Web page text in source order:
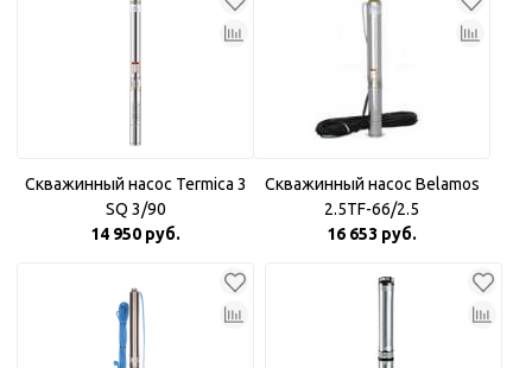
Скважинный насос Termica 3
SQ 3/90
14 950 руб.
Скважинный насос Belamos
2.5TF-66/2.5
16 653 руб.